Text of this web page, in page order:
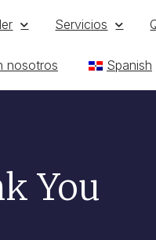
Servicios
nosotros Spanish
You